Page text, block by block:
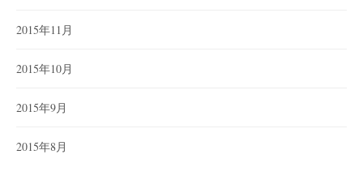
2015年11月
2015年10月
2015年9月
2015年8月